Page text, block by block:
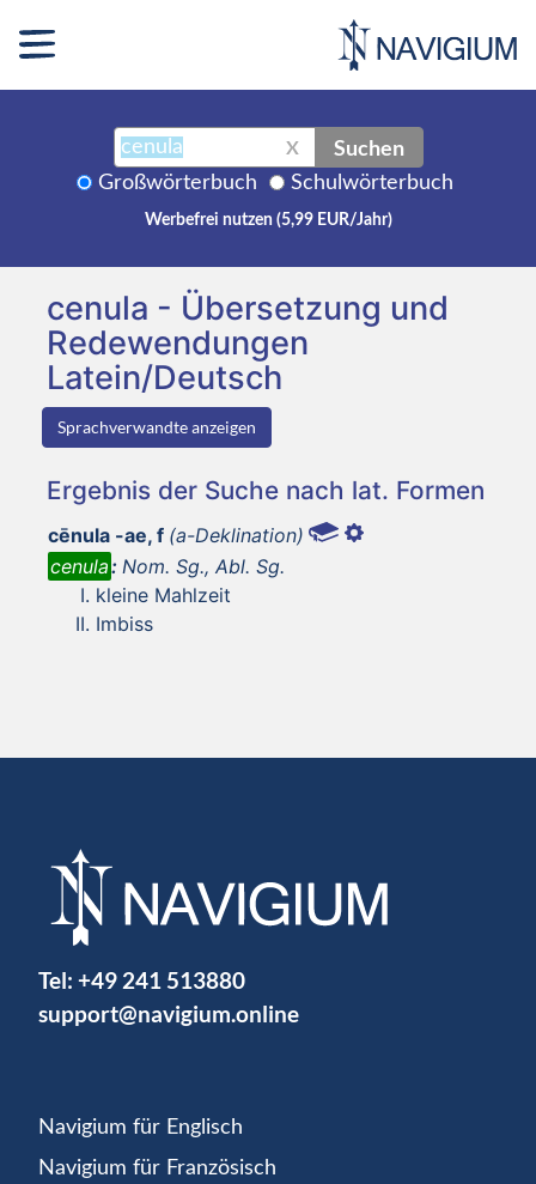
X Suchen
Großwörterbuch Schulwörterbuch
Werbefrei nutzen (5,99 EUR/Jahr)
cenula - Übersetzung und
Redewendungen
Latein/Deutsch
Sprachverwandte anzeigen
Ergebnis der Suche nach lat. Formen
cēnula -ae, f (a-Deklination)
cenula: Nom. Sg., Abl. Sg.
kleine Mahlzeit
Imbiss
Tel: +49 241 513880
support@navigium.online
Navigium für Englisch
Navigium für Französisch